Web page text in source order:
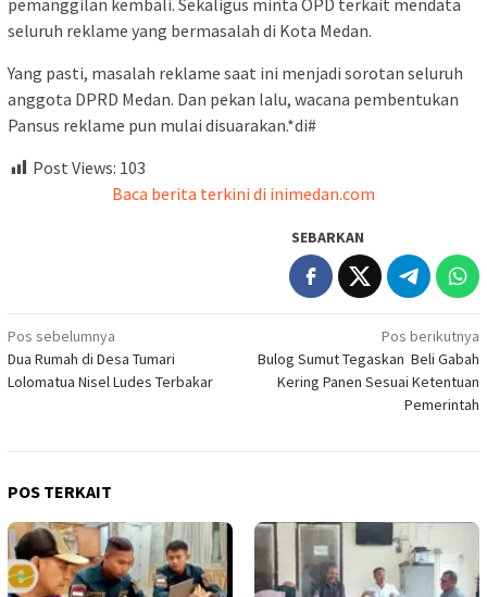
seluruh reklame yang bermasalah di Kota Medan.
Yang pasti, masalah reklame saat ini menjadi sorotan seluruh
anggota DPRD Medan. Dan pekan lalu, wacana pembentukan
Pansus reklame pun mulai disuarakan.*di#
Post Views: 103
Baca berita terkini di inimedan.com
SEBARKAN
Navigasi
pos
Pos sebelumnya
Dua Rumah di Desa Tumari
Lolomatua Nisel Ludes Terbakar
Pos berikutnya
Bulog Sumut Tegaskan Beli Gabah
Kering Panen Sesuai Ketentuan
Pemerintah
POS TERKAIT